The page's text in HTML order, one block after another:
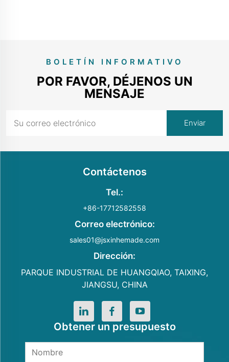
BOLETÍN INFORMATIVO
POR FAVOR, DÉJENOS UN
MENSAJE
Contáctenos
Tel.:
+86-17712582558
Correo electrónico:
sales01@jsxinhemade.com
Dirección:
PARQUE INDUSTRIAL DE HUANGQIAO, TAIXING,
JIANGSU, CHINA
Obtener un presupuesto